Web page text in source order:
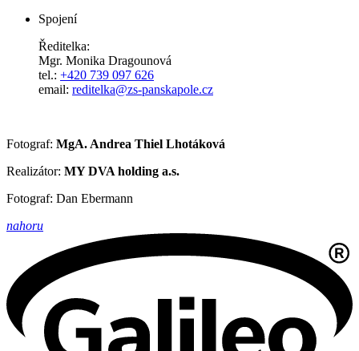
Spojení
Ředitelka:
Mgr. Monika Dragounová
tel.: +420 739 097 626
email: reditelka@zs-panskapole.cz
Fotograf: MgA. Andrea Thiel Lhotáková
Realizátor: MY DVA holding a.s.
Fotograf: Dan Ebermann
nahoru